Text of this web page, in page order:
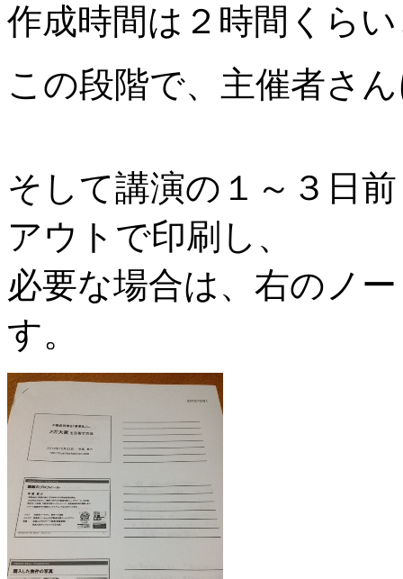
作成時間は２時間くら
この段階で、主催者さ
そして講演の１～３日
アウトで印刷し、
必要な場合は、右のノ
す。